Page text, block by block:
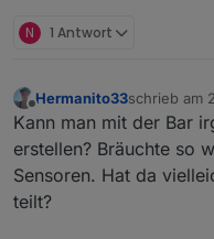
?
N 1 Antwort
Hermanito33schrieb am
zuletzt
Kann man mit der Bar
erstellen? Bräuchte so
Sensoren. Hat da
teilt?